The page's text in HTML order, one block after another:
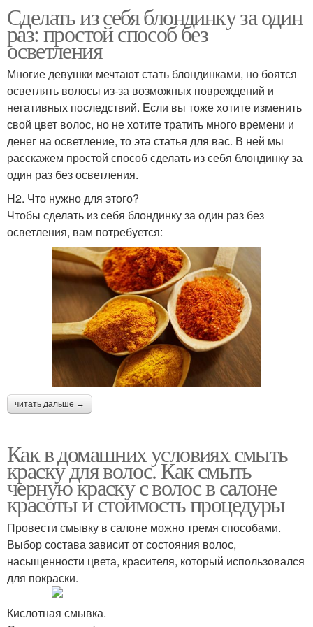
Сделать из себя блондинку за один
раз: простой способ без
осветления
Многие девушки мечтают стать блондинками, но боятся
осветлять волосы из-за возможных повреждений и
негативных последствий. Если вы тоже хотите изменить
свой цвет волос, но не хотите тратить много времени и
денег на осветление, то эта статья для вас. В ней мы
расскажем простой способ сделать из себя блондинку за
один раз без осветления.
H2. Что нужно для этого?
Чтобы сделать из себя блондинку за один раз без
осветления, вам потребуется:
читать дальше →
Как в домашних условиях смыть
краску для волос. Как смыть
черную краску с волос в салоне
красоты и стоимость процедуры
Провести смывку в салоне можно тремя способами.
Выбор состава зависит от состояния волос,
насыщенности цвета, красителя, который использовался
для покраски.
Кислотная смывка.